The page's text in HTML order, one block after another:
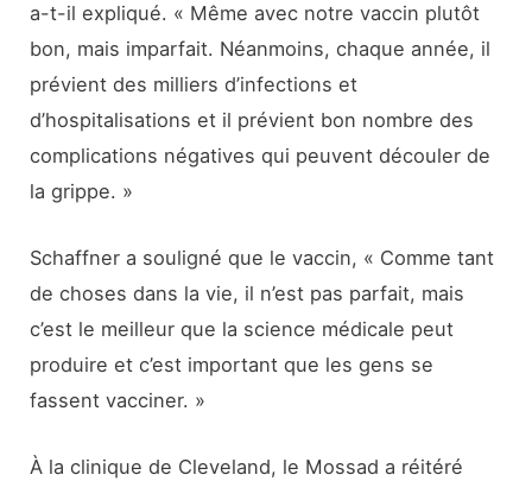
a-t-il expliqué. « Même avec notre vaccin plutôt
bon, mais imparfait. Néanmoins, chaque année, il
prévient des milliers d’infections et
d’hospitalisations et il prévient bon nombre des
complications négatives qui peuvent découler de
la grippe. »
Schaffner a souligné que le vaccin, « Comme tant
de choses dans la vie, il n’est pas parfait, mais
c’est le meilleur que la science médicale peut
produire et c’est important que les gens se
fassent vacciner. »
À la clinique de Cleveland, le Mossad a réitéré